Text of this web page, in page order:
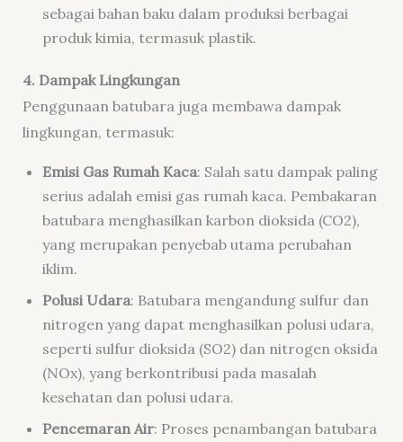
sebagai bahan baku dalam produksi berbagai
produk kimia, termasuk plastik.
4. Dampak Lingkungan
Penggunaan batubara juga membawa dampak
lingkungan, termasuk:
Emisi Gas Rumah Kaca: Salah satu dampak paling
serius adalah emisi gas rumah kaca. Pembakaran
batubara menghasilkan karbon dioksida (CO2),
yang merupakan penyebab utama perubahan
iklim.
Polusi Udara: Batubara mengandung sulfur dan
nitrogen yang dapat menghasilkan polusi udara,
seperti sulfur dioksida (SO2) dan nitrogen oksida
(NOx), yang berkontribusi pada masalah
kesehatan dan polusi udara.
Pencemaran Air: Proses penambangan batubara